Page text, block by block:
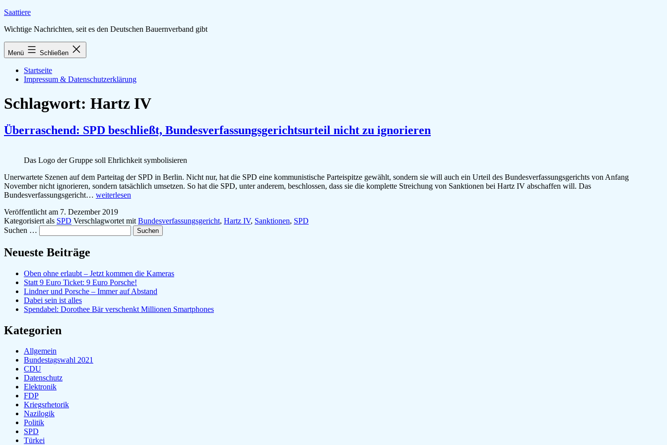
Zum
springen
Saattiere
Wichtige Nachrichten, seit es den Deutschen Bauernverband gibt
Menü Schließen
Startseite
Impressum & Datenschutzerklärung
Schlagwort: Hartz IV
Überraschend: SPD beschließt, Bundesverfassungsgerichtsurteil nicht zu ignorieren
Das Logo der Gruppe soll Ehrlichkeit symbolisieren
Unerwartete Szenen auf dem Parteitag der SPD in Berlin. Nicht nur, hat die SPD eine kommunistische Parteispitze gewählt, sondern sie will auch ein Urteil des Bundesverfassungsgerichts von Anfang
November nicht ignorieren, sondern tatsächlich umsetzen. So hat die SPD, unter anderem, beschlossen, dass sie die komplette Streichung von Sanktionen bei Hartz IV abschaffen will. Das
Bundesverfassungsgericht… Überraschend:
beschließt,
Bundesverfassungsgerichtsurteil
weiterlesen
Veröffentlicht am 7. Dezember 2019
Kategorisiert als SPD Verschlagwortet mit Bundesverfassungsgericht, Hartz IV, Sanktionen, SPD
Suchen …
Neueste Beiträge
Oben ohne erlaubt – Jetzt kommen die Kameras
Statt 9 Euro Ticket: 9 Euro Porsche!
Lindner und Porsche – Immer auf Abstand
Dabei sein ist alles
Spendabel: Dorothee Bär verschenkt Millionen Smartphones
Kategorien
Allgemein
Bundestagswahl 2021
CDU
Datenschutz
Elektronik
FDP
Kriegsrhetorik
Nazilogik
Politik
SPD
Türkei